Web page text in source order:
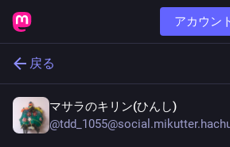
アカウン
戻る
マサラのキリン(ひんし)
@